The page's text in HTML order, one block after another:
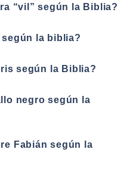
“vil” según la Biblia?
la biblia?
según la Biblia?
negro según la
Fabián según la